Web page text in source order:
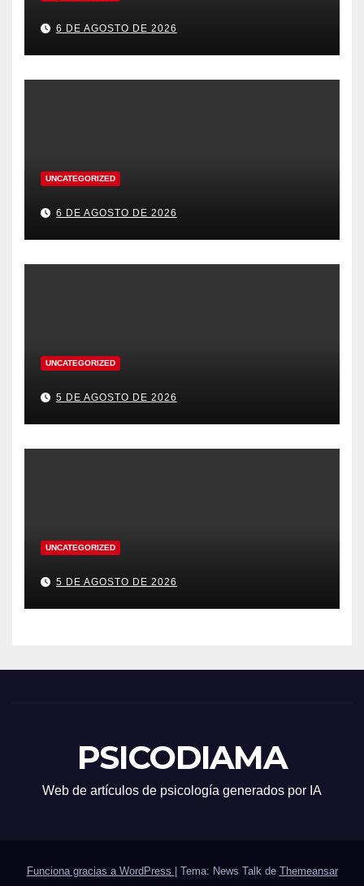
6 DE AGOSTO DE 2026
UNCATEGORIZED
6 DE AGOSTO DE 2026
UNCATEGORIZED
5 DE AGOSTO DE 2026
UNCATEGORIZED
5 DE AGOSTO DE 2026
PSICODIAMA
Web de artículos de psicología generados por IA
Funciona gracias a WordPress Tema: News Talk de Themeansar